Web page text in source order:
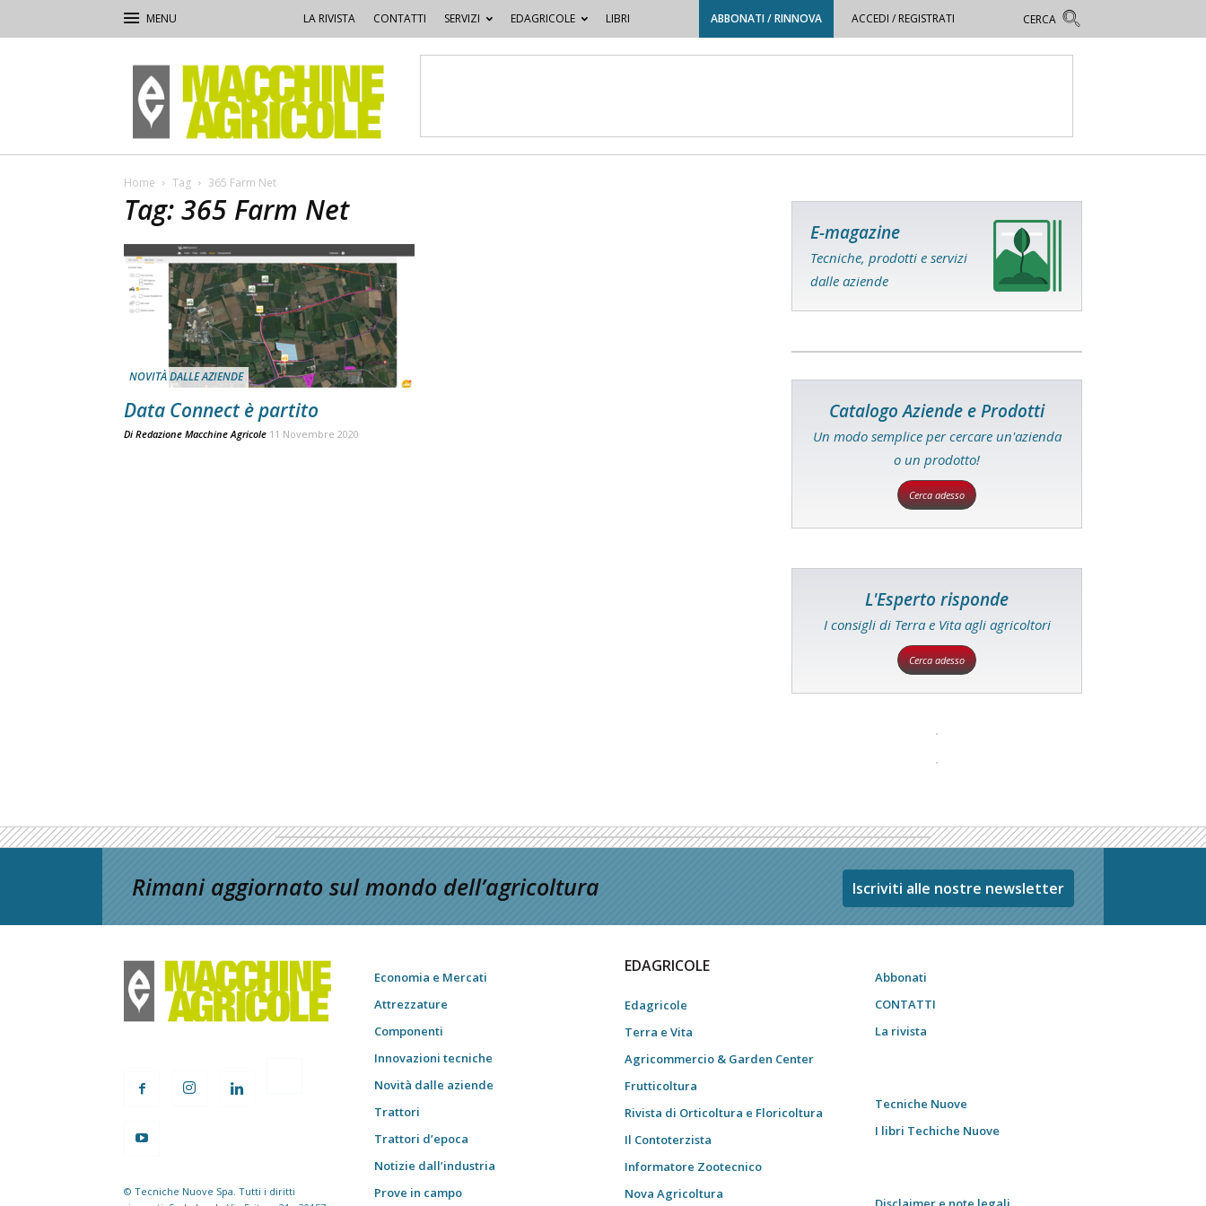
LA RIVISTA CONTATTI SERVIZI EDAGRICOLE LIBRI ABBONATI / RINNOVA ACCEDI / REGISTRATI
Macchine
Agricole
Home Tag 365 Farm Net
Tag: 365 Farm Net
NOVITÀ DALLE AZIENDE
Data Connect è partito
Di Redazione Macchine Agricole 11 Novembre 2020
E-magazine
Tecniche, prodotti e servizi
dalle aziende
Catalogo Aziende e Prodotti
Un modo semplice per cercare un'azienda
o un prodotto!
Cerca adesso
L'Esperto risponde
I consigli di Terra e Vita agli agricoltori
Cerca adesso
Rimani aggiornato sul mondo dell’agricoltura Iscriviti alle nostre newsletter
© Tecniche Nuove Spa. Tutti i diritti
Economia e Mercati
Attrezzature
Componenti
Innovazioni tecniche
Novità dalle aziende
Trattori
Trattori d’epoca
Notizie dall’industria
Prove in campo
EDAGRICOLE
Edagricole
Terra e Vita
Agricommercio & Garden Center
Frutticoltura
Rivista di Orticoltura e Floricoltura
Il Contoterzista
Informatore Zootecnico
Nova Agricoltura
Abbonati
CONTATTI
La rivista
Tecniche Nuove
I libri Techiche Nuove